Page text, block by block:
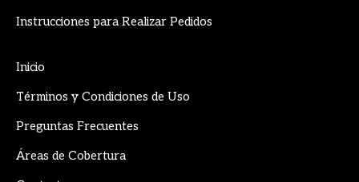
Instrucciones para Realizar Pedidos
Inicio
Términos y Condiciones de Uso
Preguntas Frecuentes
Áreas de Cobertura